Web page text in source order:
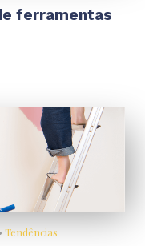
ferramentas
Tendências